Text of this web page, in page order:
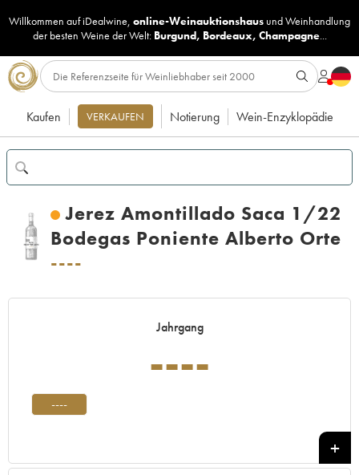
Willkommen auf iDealwine, online-Weinauktionshaus undWeinhandlung
der besten Weine der Welt: Burgund, Bordeaux, Champagne...
Kaufen VERKAUFEN Notierung Wein-Enzyklopädie
Jerez Amontillado Saca 1/22
Bodegas Poniente Alberto Orte
----
Jahrgang
----
----